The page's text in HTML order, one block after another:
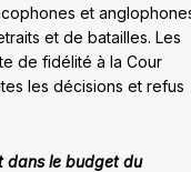
et
et de batailles. Les
de fidélité à la Cour
les décisions et refus
dans le budget du